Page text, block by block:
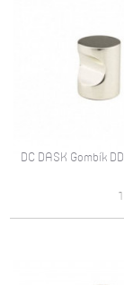
DC DASK Gombík